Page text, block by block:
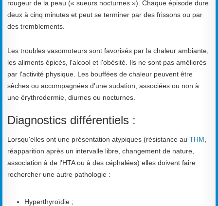
rougeur de la peau (« sueurs nocturnes »). Chaque épisode dure
deux à cinq minutes et peut se terminer par des frissons ou par
des tremblements.
Les troubles vasomoteurs sont favorisés par la chaleur ambiante,
les aliments épicés, l'alcool et l'obésité. Ils ne sont pas améliorés
par l'activité physique. Les bouffées de chaleur peuvent être
sèches ou accompagnées d'une sudation, associées ou non à
une érythrodermie, diurnes ou nocturnes.
Diagnostics différentiels :
Lorsqu'elles ont une présentation atypiques (résistance au THM
réapparition après un intervalle libre, changement de nature,
association à de l'HTA ou à des céphalées) elles doivent faire
rechercher une autre pathologie :
Hyperthyroïdie ;